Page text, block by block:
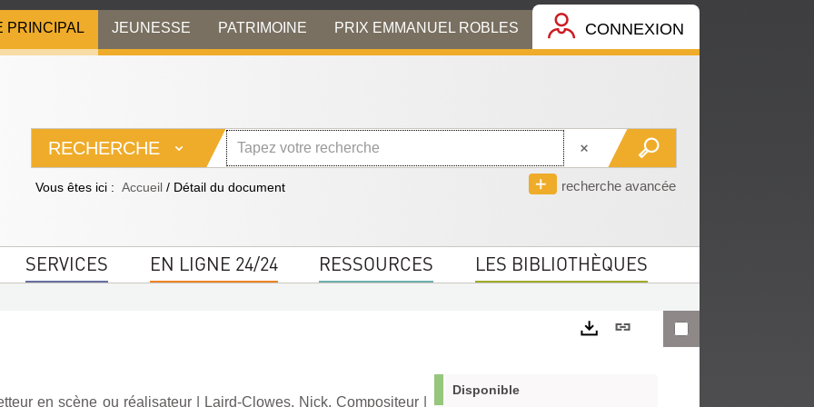
PRINCIPAL JEUNESSE PATRIMOINE PRIX EMMANUEL ROBLES CONNEXION
RECHERCHE
recherche avancée
Vous êtes ici : Accueil / Détail du document
SERVICES EN LIGNE 24/24 RESSOURCES LES BIBLIOTHÈQUES
en scène ou réalisateur| Laird-Clowes, Nick. Compositeur
Lien
Disponible